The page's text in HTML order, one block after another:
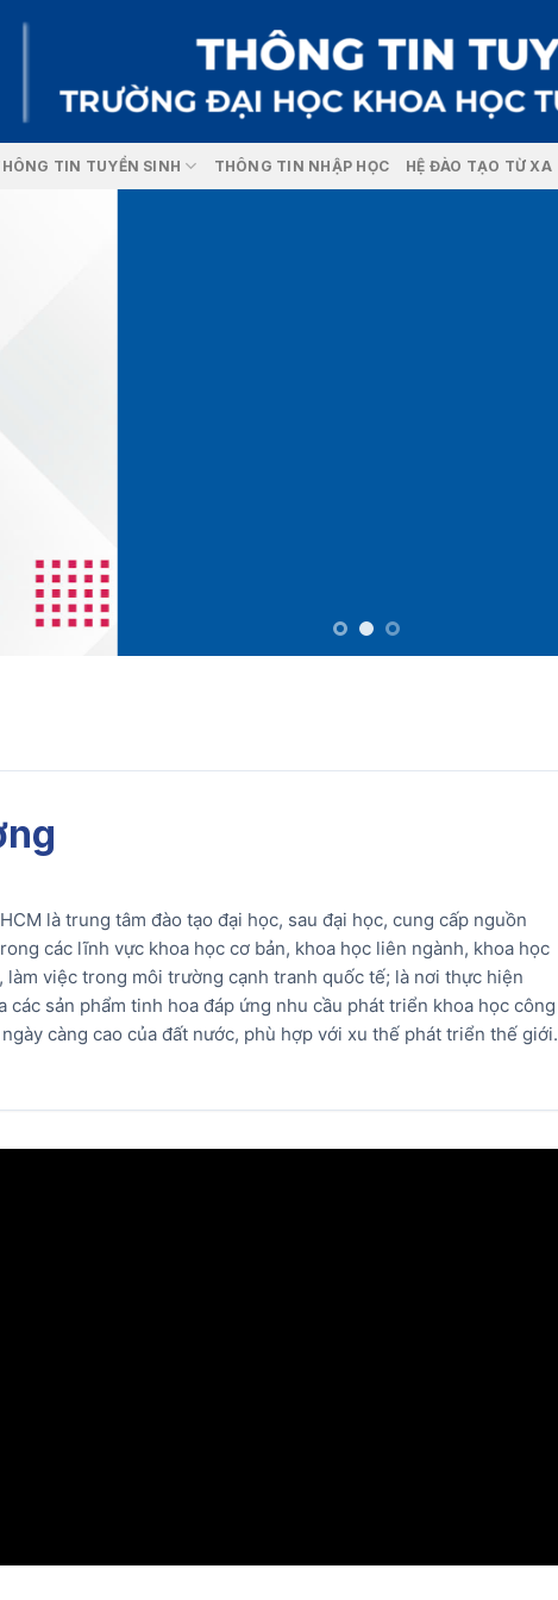
TIN TUYỂN SINH THÔNG TIN NHẬP HỌC HỆ ĐÀO TẠO TỪ XA
là trung tâm đào tạo đại học, sau đại học, cung cấp nguồn
các lĩnh vực khoa học cơ bản, khoa học liên ngành, khoa học
việc trong môi trường cạnh tranh quốc tế; là nơi thực hiện
sản phẩm tinh hoa đáp ứng nhu cầu phát triển khoa học công
càng cao của đất nước, phù hợp với xu thế phát triển thế giới.